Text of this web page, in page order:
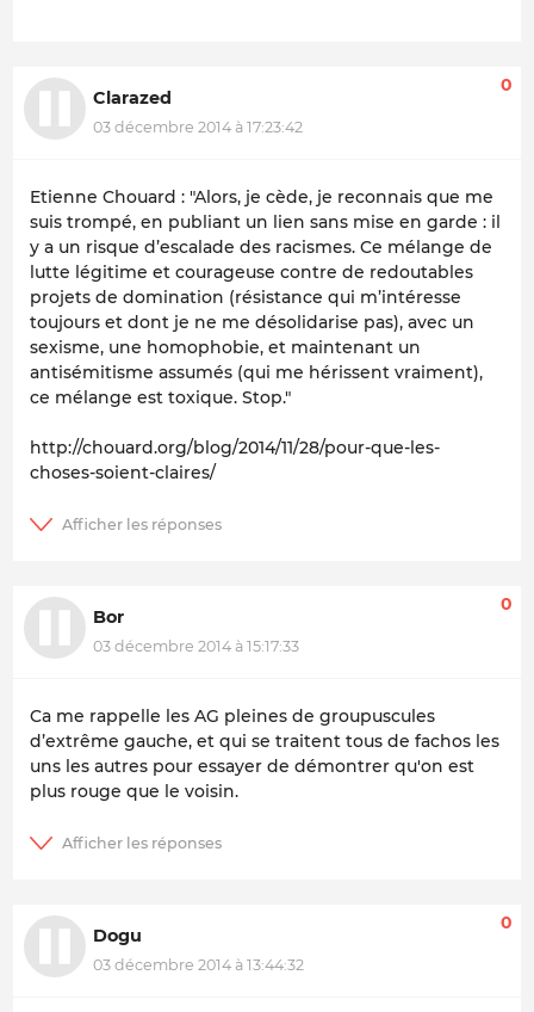
Clarazed
03 décembre 2014 à 17:23:42
0
Etienne Chouard : "Alors, je cède, je reconnais que me
suis trompé, en publiant un lien sans mise en garde : il
y a un risque d’escalade des racismes. Ce mélange de
lutte légitime et courageuse contre de redoutables
projets de domination (résistance qui m’intéresse
toujours et dont je ne me désolidarise pas), avec un
sexisme, une homophobie, et maintenant un
antisémitisme assumés (qui me hérissent vraiment),
ce mélange est toxique. Stop."
http://chouard.org/blog/2014/11/28/pour-que-les-
choses-soient-claires/
Bor
03 décembre 2014 à 15:17:33
0
Ca me rappelle les AG pleines de groupuscules
d’extrême gauche, et qui se traitent tous de fachos les
uns les autres pour essayer de démontrer qu'on est
plus rouge que le voisin.
Dogu
03 décembre 2014 à 13:44:32
0